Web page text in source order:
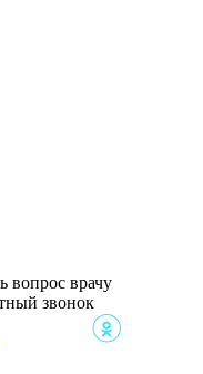
вопрос врачу
звонок